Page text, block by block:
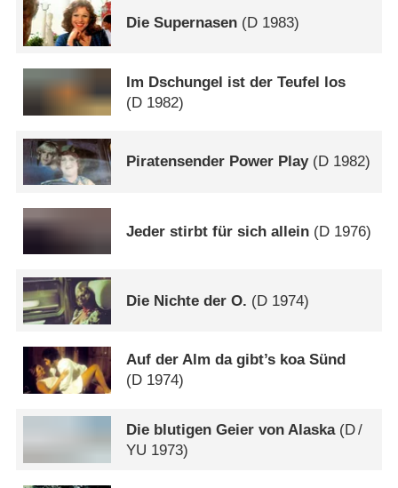
Die Supernasen (D 1983)
Im Dschungel ist der Teufel los
(D 1982)
Piratensender Power Play(D 1982)
Jeder stirbt für sich allein (D 1976)
Die Nichte der O. (D 1974)
Auf der Alm da gibt’s koa Sünd
(D 1974)
Die blutigen Geier von Alaska(D/
YU 1973)